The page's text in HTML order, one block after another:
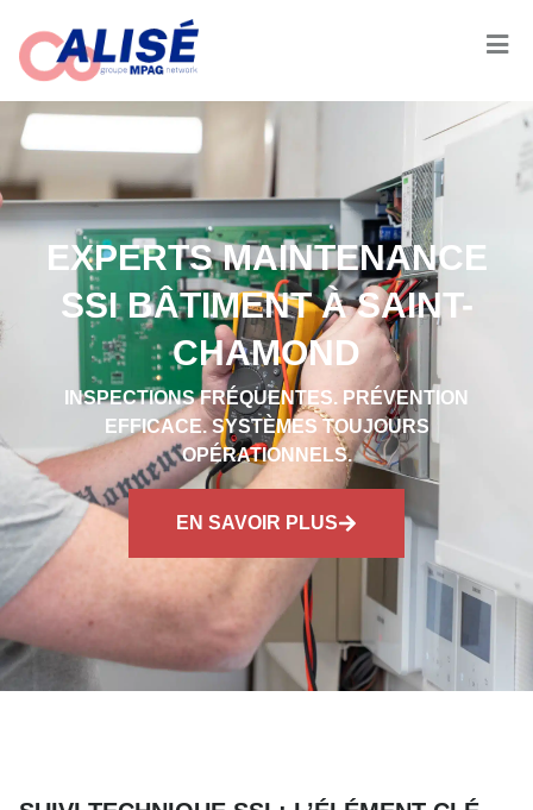
EXPERTS MAINTENANCE
SSI BÂTIMENT À SAINT-
CHAMOND
INSPECTIONS FRÉQUENTES. PRÉVENTION
EFFICACE. SYSTÈMES TOUJOURS
OPÉRATIONNELS.
EN SAVOIR PLUS